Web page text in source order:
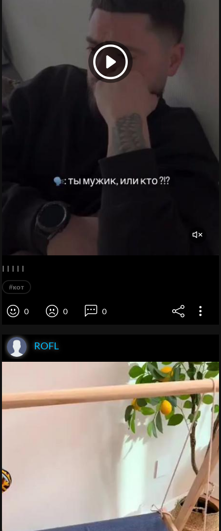
I I I I I
#кот
0 0 0
ROFL